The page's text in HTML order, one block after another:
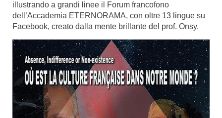
illustrando a grandi linee il Forum francofono
dell’Accademia ETERNORAMA, con oltre 13 lingue su
Facebook, creato dalla mente brillante del prof. Onsy.